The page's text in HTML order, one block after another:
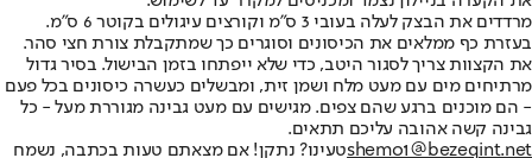
מרדדים את הבצק לעלה בעובי 3 ס"מ וקורצים עיגולים בקוטר 6 ס"מ.
בעזרת כף ממלאים את הכיסונים וסוגרים כך שמתקבלת צורת חצי סהר.
את הקצוות צריך לסגור היטב, כדי שלא ייפתחו בזמן הבישול. בסיר גדול
מרתיחים מים עם מעט מלח ושמן זית, ומבשלים כעשרה כיסונים בכל פעם
- הם מוכנים ברגע שהם צפים. מגישים עם מעט גבינה מגוררת מעל - כל
גבינה קשה אהובה עליכם תתאים.
shemo1@bezeqint.netטעינו? נתקן! אם מצאתם טעות בכתבה, נשמח